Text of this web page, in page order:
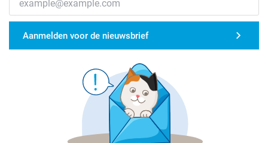
Aanmelden voor de nieuwsbrief